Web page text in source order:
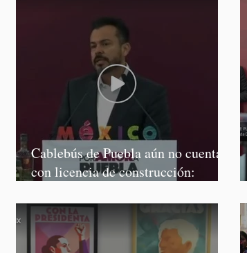
Cablebús de Puebla aún no cuenta
con licencia de construcción: